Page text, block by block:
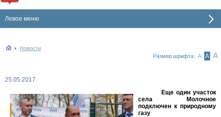
Левое меню
Новости
Размер шрифта: А А А
25.05.2017
Еще один участок
села Молочное
подключен к природному
газу